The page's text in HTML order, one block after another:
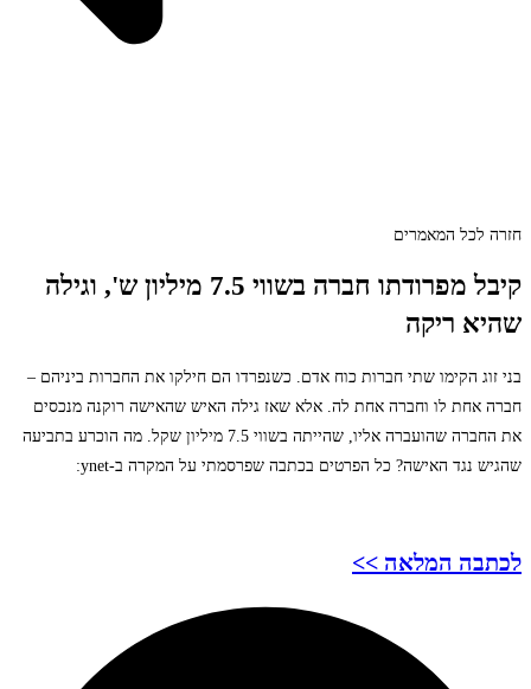
חזרה לכל המאמרים
קיבל מפרודתו חברה בשווי 7.5 מיליון ש', וגילה
שהיא ריקה
בני זוג הקימו שתי חברות כוח אדם. כשנפרדו הם חילקו את החברות ביניהם –
חברה אחת לו וחברה אחת לה. אלא שאז גילה האיש שהאישה רוקנה מנכסים
את החברה שהועברה אליו, שהייתה בשווי 7.5 מיליון שקל. מה הוכרע בתביעה
שהגיש נגד האישה? כל הפרטים בכתבה שפרסמתי על המקרה ב-ynet:
לכתבה המלאה >>